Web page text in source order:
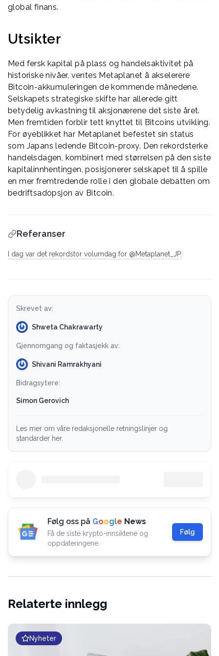
global finans.
Utsikter
Med fersk kapital på plass og handelsaktivitet på
historiske nivåer, ventes Metaplanet å akselerere
Bitcoin-akkumuleringen de kommende månedene.
Selskapets strategiske skifte har allerede gitt
betydelig avkastning til aksjonærene det siste året.
Men fremtiden forblir tett knyttet til Bitcoins utvikling.
For øyeblikket har Metaplanet befestet sin status
som Japans ledende Bitcoin-proxy. Den rekordsterke
handelsdagen, kombinert med størrelsen på den siste
kapitalinnhentingen, posisjonerer selskapet til å spille
en mer fremtredende rolle i den globale debatten om
bedriftsadopsjon av Bitcoin.
Referanser
I dag var det rekordstor volumdag for @Metaplanet_JP.
Skrevet av:
Shweta Chakrawarty
Gjennomgang og faktasjekk av:
Shivani Ramrakhyani
Bidragsytere:
Simon Gerovich
Les mer om våre redaksjonelle retningslinjer og
standarder her.
Følg oss på Google News
Få de siste krypto-innsiktene og
oppdateringene.
Følg
Relaterte innlegg
Nyheter